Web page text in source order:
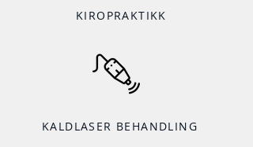
KIROPRAKTIKK
KALDLASER BEHANDLING